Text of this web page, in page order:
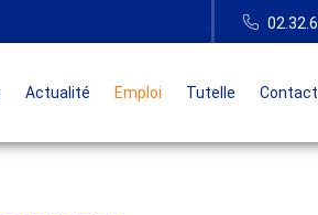
Actualité Emploi Tutelle Contact